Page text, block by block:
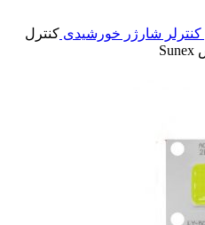
کنترلر شارژر خورشیدی کنترل